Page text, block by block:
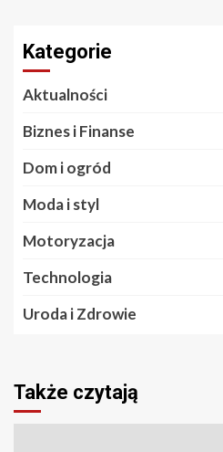
Kategorie
Aktualności
Biznes i Finanse
Dom i ogród
Moda i styl
Motoryzacja
Technologia
Uroda i Zdrowie
Także czytają